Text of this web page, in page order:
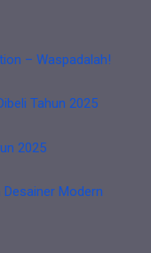
– Waspadalah!
Tahun 2025
2025
Desainer Modern